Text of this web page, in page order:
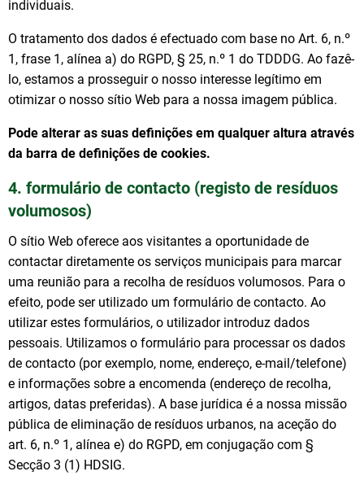
individuais.
O tratamento dos dados é efectuado com base no Art. 6, n.º
1, frase 1, alínea a) do RGPD, § 25, n.º 1 do TDDDG. Ao fazê-
lo, estamos a prosseguir o nosso interesse legítimo em
otimizar o nosso sítio Web para a nossa imagem pública.
Pode alterar as suas definições em qualquer altura através
da barra de definições de cookies.
4. formulário de contacto (registo de resíduos
volumosos)
O sítio Web oferece aos visitantes a oportunidade de
contactar diretamente os serviços municipais para marcar
uma reunião para a recolha de resíduos volumosos. Para o
efeito, pode ser utilizado um formulário de contacto. Ao
utilizar estes formulários, o utilizador introduz dados
pessoais. Utilizamos o formulário para processar os dados
de contacto (por exemplo, nome, endereço, e-mail/telefone)
e informações sobre a encomenda (endereço de recolha,
artigos, datas preferidas). A base jurídica é a nossa missão
pública de eliminação de resíduos urbanos, na aceção do
art. 6, n.º 1, alínea e) do RGPD, em conjugação com §
Secção 3 (1) HDSIG.